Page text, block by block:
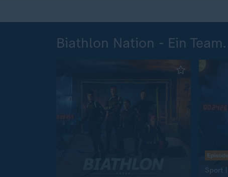
Biathlon Nation - Ein